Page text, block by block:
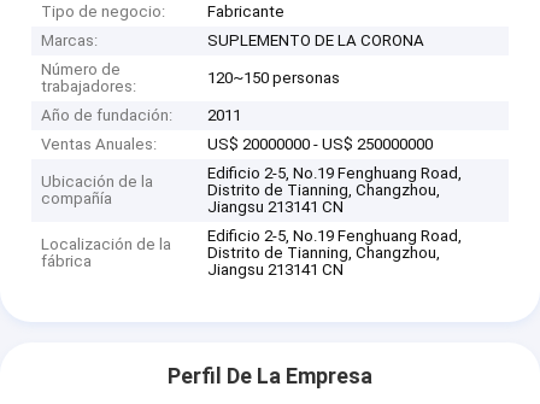
Tipo de negocio:
Fabricante
Marcas:
SUPLEMENTO DE LA CORONA
Número de
trabajadores:
120~150 personas
Año de fundación:
2011
Ventas Anuales:
US$ 20000000 - US$ 250000000
Ubicación de la
compañía
Edificio 2-5, No.19 Fenghuang Road,
Distrito de Tianning, Changzhou,
Jiangsu 213141 CN
Localización de la
fábrica
Edificio 2-5, No.19 Fenghuang Road,
Distrito de Tianning, Changzhou,
Jiangsu 213141 CN
Perfil De La Empresa